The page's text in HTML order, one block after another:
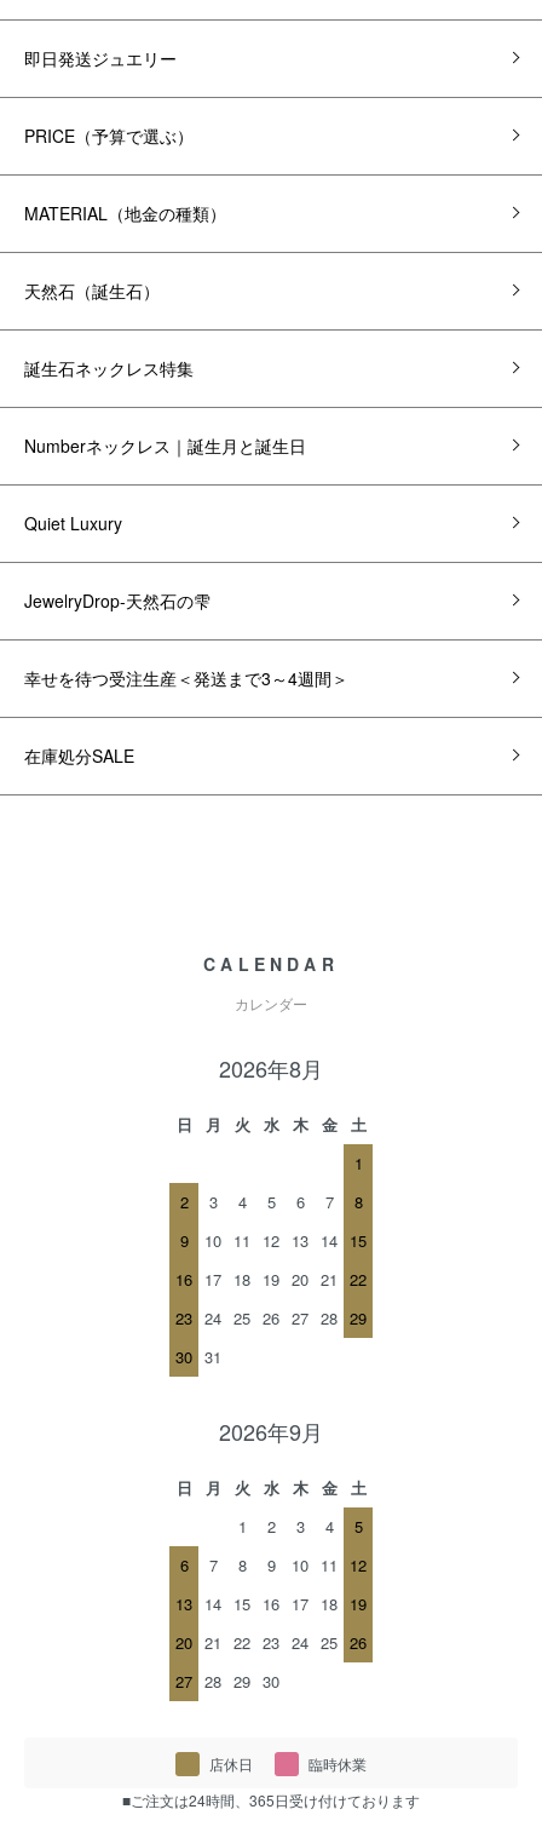
即日発送ジュエリー
PRICE（予算で選ぶ）
MATERIAL（地金の種類）
天然石（誕生石）
誕生石ネックレス特集
Numberネックレス｜誕生月と誕生日
Quiet Luxury
JewelryDrop-天然石の雫
幸せを待つ受注生産＜発送まで3～4週間＞
在庫処分SALE
CALENDAR
カレンダー
2026年8月
日 月 火 水 木 金
土
1
2
3 4 5 6 7
8
9
10 11 12 13 14 15
16 17 18 19 20 21
22
23 24 25 26 27 28 29
30 31
2026年9月
日 月 火 水 木 金
土
1
2 3 4
5
6
7 8 9 10 11
12
13 14 15 16 17 18 19
20 21 22 23 24 25 26
27 28 29 30
店休日
臨時休業
■ご注文は24時間、365日受け付けております